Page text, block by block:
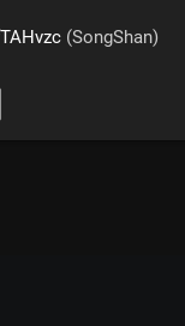
(SongShan)